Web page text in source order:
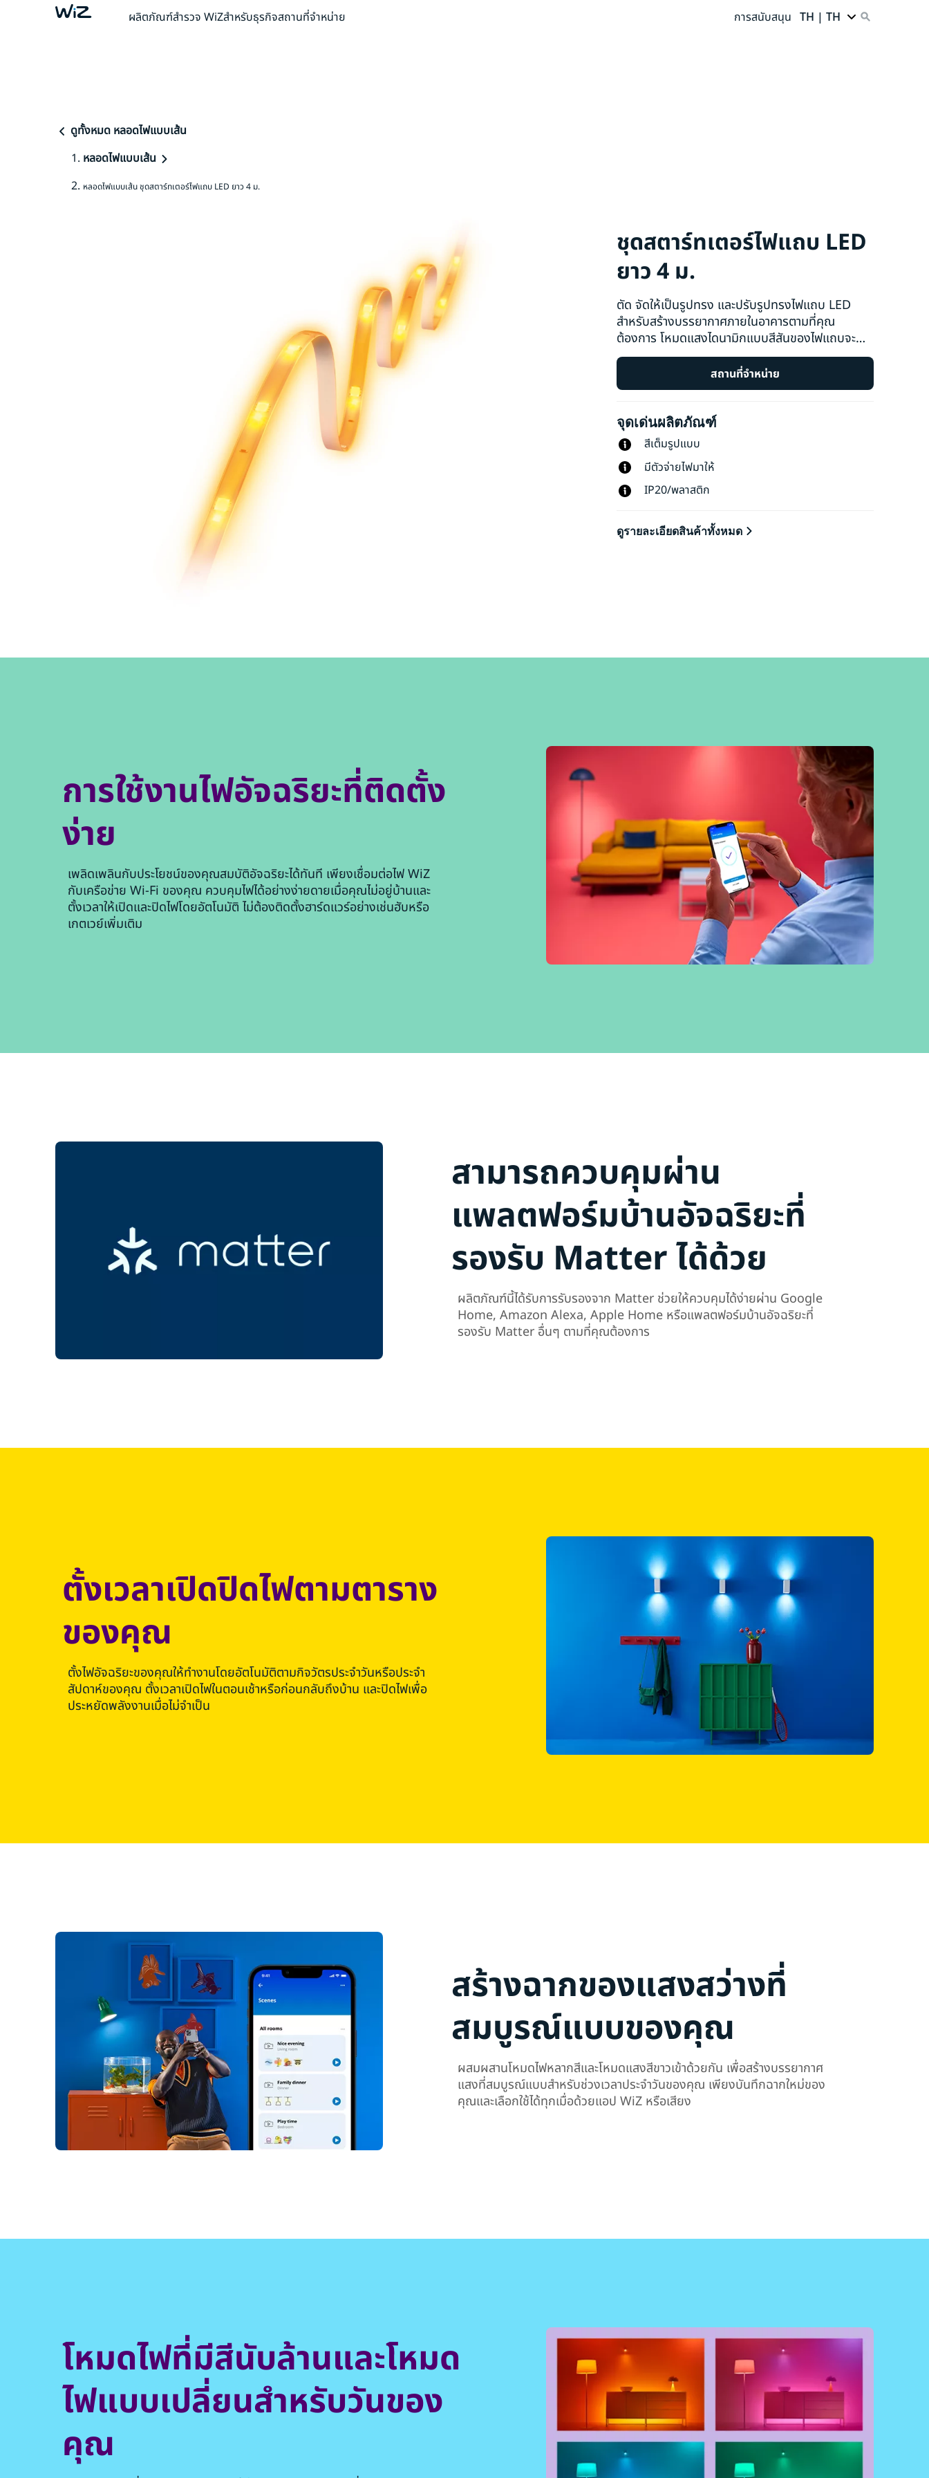
ผลิตภัณฑ์สำรวจ WiZสำหรับธุรกิจสถานที่จำหน่าย การสนับสนุน TH | TH
ดูทั้งหมด หลอดไฟแบบเส้น
หลอดไฟแบบเส้น
หลอดไฟแบบเส้น ชุดสตาร์ทเตอร์ไฟแถบ LED ยาว 4 ม.
ชุดสตาร์ทเตอร์ไฟแถบ LED
ยาว 4 ม.
ตัด จัดให้เป็นรูปทรง และปรับรูปทรงไฟแถบ LED
สำหรับสร้างบรรยากาศภายในอาคารตามที่คุณ
ต้องการ โหมดแสงไดนามิกแบบสีสันของไฟแถบจะ
ตกแต่งพื้นที่ใต้ตู้หรือหลังเฟอร์นิเจอร์ของคุณให้
สวยงาม และแสงเพื่อสร้างบรรยากาศจะสร้างอารมณ์
ที่สุดแสนลงตัวเมื่อคุณเพียงต้องการการพักผ่อน
สถานที่จำหน่าย
จุดเด่นผลิตภัณฑ์
สีเต็มรูปแบบ
มีตัวจ่ายไฟมาให้
IP20/พลาสติก
ดูรายละเอียดสินค้าทั้งหมด
การใช้งานไฟอัจฉริยะที่ติดตั้ง
ง่าย
เพลิดเพลินกับประโยชน์ของคุณสมบัติอัจฉริยะได้ทันที เพียงเชื่อมต่อไฟ WiZ
กับเครือข่าย Wi-Fi ของคุณ ควบคุมไฟได้อย่างง่ายดายเมื่อคุณไม่อยู่บ้านและ
ตั้งเวลาให้เปิดและปิดไฟโดยอัตโนมัติ ไม่ต้องติดตั้งฮาร์ดแวร์อย่างเช่นฮับหรือ
เกตเวย์เพิ่มเติม
สามารถควบคุมผ่าน
แพลตฟอร์มบ้านอัจฉริยะที่
รองรับ Matter ได้ด้วย
ผลิตภัณฑ์นี้ได้รับการรับรองจาก Matter ช่วยให้ควบคุมได้ง่ายผ่าน Google
Home, Amazon Alexa, Apple Home หรือแพลตฟอร์มบ้านอัจฉริยะที่
รองรับ Matter อื่นๆ ตามที่คุณต้องการ
ตั้งเวลาเปิดปิดไฟตามตาราง
ของคุณ
ตั้งไฟอัจฉริยะของคุณให้ทำงานโดยอัตโนมัติตามกิจวัตรประจำวันหรือประจำ
สัปดาห์ของคุณ ตั้งเวลาเปิดไฟในตอนเช้าหรือก่อนกลับถึงบ้าน และปิดไฟเพื่อ
ประหยัดพลังงานเมื่อไม่จำเป็น
สร้างฉากของแสงสว่างที่
สมบูรณ์แบบของคุณ
ผสมผสานโหมดไฟหลากสีและโหมดแสงสีขาวเข้าด้วยกัน เพื่อสร้างบรรยากาศ
แสงที่สมบูรณ์แบบสำหรับช่วงเวลาประจำวันของคุณ เพียงบันทึกฉากใหม่ของ
คุณและเลือกใช้ได้ทุกเมื่อด้วยแอป WiZ หรือเสียง
โหมดไฟที่มีสีนับล้านและโหมด
ไฟแบบเปลี่ยนสำหรับวันของ
คุณ